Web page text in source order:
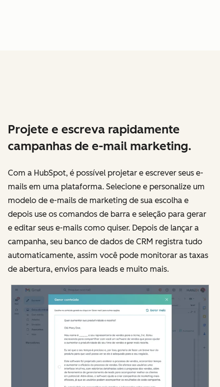
Projete e escreva rapidamente
campanhas de e-mail marketing.
Com a HubSpot, é possível projetar e escrever seus e-
mails em uma plataforma. Selecione e personalize um
modelo de e-mails de marketing de sua escolha e
depois use os comandos de barra e seleção para gerar
e editar seus e-mails como quiser. Depois de lançar a
campanha, seu banco de dados de CRM registra tudo
automaticamente, assim você pode monitorar as taxas
de abertura, envios para leads e muito mais.